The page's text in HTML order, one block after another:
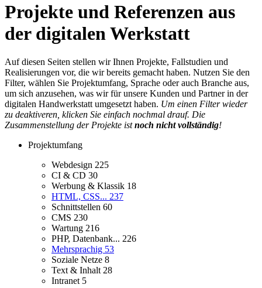
Projekte und Referenzen aus
der digitalen Werkstatt
Auf diesen Seiten stellen wir Ihnen Projekte, Fallstudien und
Realisierungen vor, die wir bereits gemacht haben. Nutzen Sie den
Filter, wählen Sie Projektumfang, Sprache oder auch Branche aus,
um sich anzusehen, was wir für unsere Kunden und Partner in der
digitalen Handwerkstatt umgesetzt haben. Um einen Filter wieder
zu deaktiveren, klicken Sie einfach nochmal drauf. Die
Zusammenstellung der Projekte istnoch nicht vollständig!
Projektumfang
Webdesign 225
CI & CD 30
Werbung & Klassik 18
HTML, CSS... 237
Schnittstellen 60
CMS 230
Wartung 216
PHP, Datenbank... 226
Mehrsprachig 53
Soziale Netze 8
Text & Inhalt 28
Intranet 5